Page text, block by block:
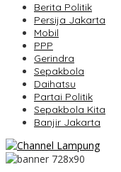
Berita Politik
Persija Jakarta
Mobil
PPP
Gerindra
Sepakbola
Daihatsu
Partai Politik
Sepakbola Kita
Banjir Jakarta